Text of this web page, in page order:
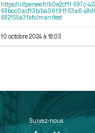
https://iiif.persee.fr/b0e2cf11-597c-
68bcc0acf13b/b406191f-53a6-
682155a31afc/manifest
10 octobre 2024 à 18:03
Suivez-nous